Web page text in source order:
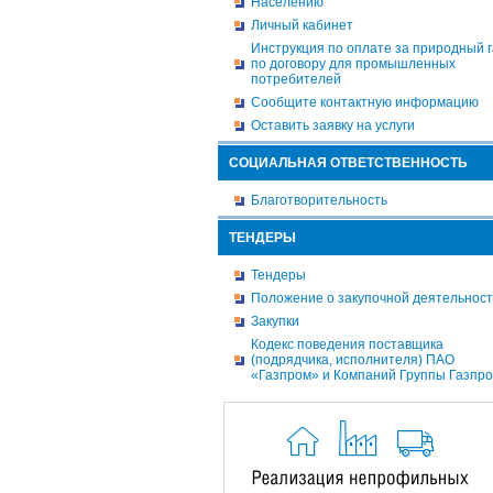
Личный кабинет
Инструкция по оплате за природный
по договору для промышленных
потребителей
Сообщите контактную информацию
Оставить заявку на услуги
СОЦИАЛЬНАЯ ОТВЕТСТВЕННОСТЬ
Благотворительность
ТЕНДЕРЫ
Тендеры
Положение о закупочной
Закупки
Кодекс поведения поставщика
(подрядчика, исполнителя) ПАО
«Газпром» и Компаний Группы